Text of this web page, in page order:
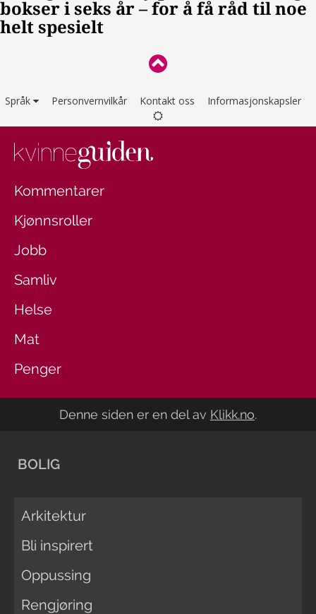
Språk Personvernvilkår Kontakt oss Informasjonskapsler
Kommentarer
Kjønnsroller
Jobb
Samliv
Helse
Mat
Penger
Denne siden er en del av Klikk.no.
BOLIG
Arkitektur
Bli inspirert
Oppussing
Rengjøring